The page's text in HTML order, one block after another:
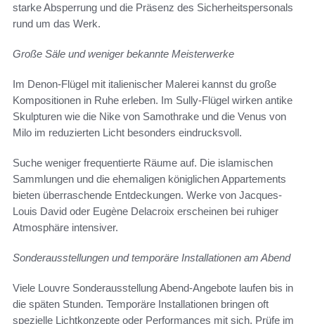
starke Absperrung und die Präsenz des Sicherheitspersonals
rund um das Werk.
Große Säle und weniger bekannte Meisterwerke
Im Denon-Flügel mit italienischer Malerei kannst du große
Kompositionen in Ruhe erleben. Im Sully-Flügel wirken antike
Skulpturen wie die Nike von Samothrake und die Venus von
Milo im reduzierten Licht besonders eindrucksvoll.
Suche weniger frequentierte Räume auf. Die islamischen
Sammlungen und die ehemaligen königlichen Appartements
bieten überraschende Entdeckungen. Werke von Jacques-
Louis David oder Eugène Delacroix erscheinen bei ruhiger
Atmosphäre intensiver.
Sonderausstellungen und temporäre Installationen am Abend
Viele Louvre Sonderausstellung Abend-Angebote laufen bis in
die späten Stunden. Temporäre Installationen bringen oft
spezielle Lichtkonzepte oder Performances mit sich. Prüfe im